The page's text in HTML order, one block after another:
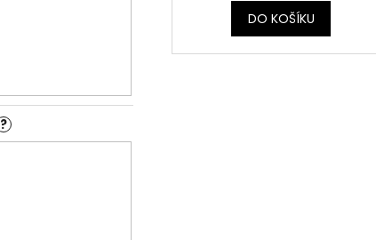
?
DO KOŠÍKU